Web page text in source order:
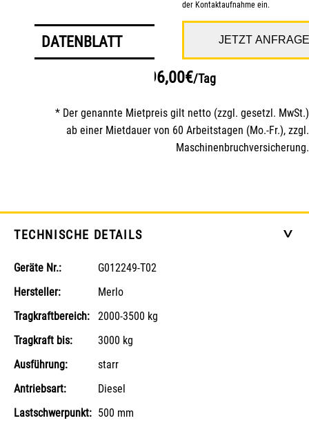
DATENBLATT
der Kontaktaufnahme ein.
96,00€/Tag
* Der genannte Mietpreis gilt netto (zzgl. gesetzl. MwSt.)
ab einer Mietdauer von 60 Arbeitstagen (Mo.-Fr.), zzgl.
Maschinenbruchversicherung.
TECHNISCHE DETAILS >
Geräte Nr.:
G012249-T02
Hersteller:
Merlo
Tragkraftbereich:
2000-3500 kg
Tragkraft bis:
3000 kg
Ausführung:
starr
Antriebsart:
Diesel
Lastschwerpunkt: 500 mm